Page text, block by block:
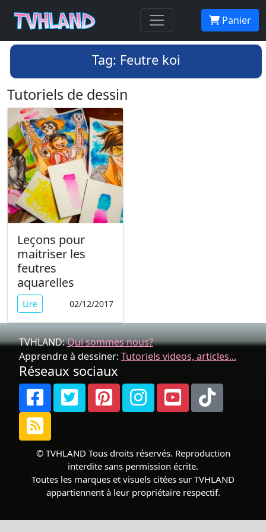
Panier
Tag: Feutre koi
Tutoriels de dessin
Leçons pour
maitriser les
feutres
aquarelles
Lire 02/12/2017
TVHLAND:Qui sommes nous?
Apprendre à dessiner: Tutoriels videos, articles...
Réseaux sociaux
© TVHLAND Tous droits réservés. Reproduction
interdite sans permission écrite.
Toutes les marques et visuels citées sur TVHLAND
appartiennent à leur propriétaire respectif.